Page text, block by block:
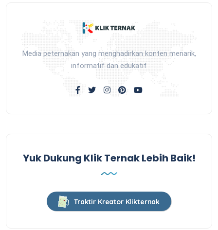
Media peternakan yang menghadirkan konten menarik,
informatif dan edukatif
Yuk Dukung Klik Ternak Lebih Baik!
Traktir Kreator Klikternak